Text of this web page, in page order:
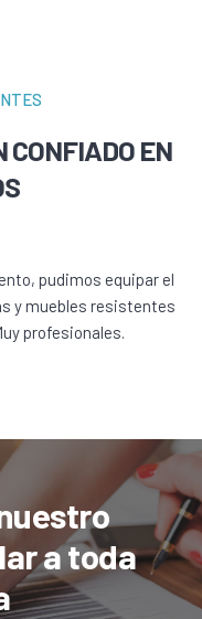
CONFIADO EN
pudimos equipar el
y muebles resistentes
profesionales.
a toda